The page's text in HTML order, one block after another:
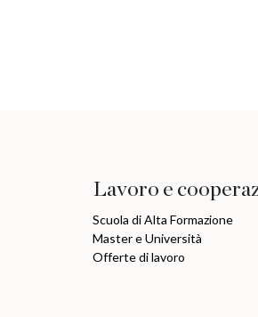
Lavoro e
Scuola di Alta Formazione
Master e Università
Offerte di lavoro